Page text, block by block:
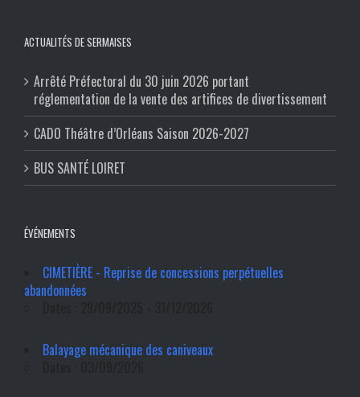
ACTUALITÉS DE SERMAISES
Arrêté Préfectoral du 30 juin 2026 portant
réglementation de la vente des artifices de divertissement
CADO Théâtre d’Orléans Saison 2026-2027
BUS SANTÉ LOIRET
ÉVÉNEMENTS
CIMETIÈRE - Reprise de concessions perpétuelles
abandonnées
Balayage mécanique des caniveaux